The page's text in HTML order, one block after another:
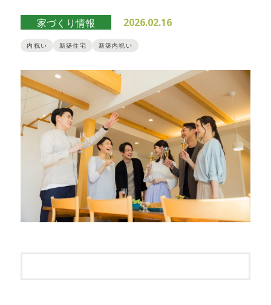
家づくり情報 2026.02.16
内祝い 新築住宅 新築内祝い